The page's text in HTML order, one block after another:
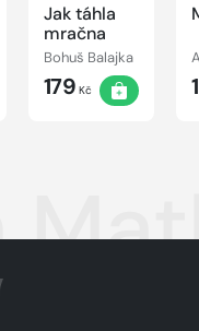
Jak táhla
mračna
Bohuš Balajka
179 Kč